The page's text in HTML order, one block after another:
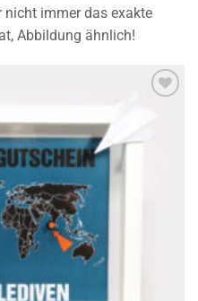
nicht immer das exakte
Abbildung ähnlich!